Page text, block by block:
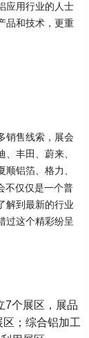
应用行业的人士
品和技术，更重
销售线索，展会
丰田、蔚来、
铝箔、格力、
不仅仅是一个普
解到最新的行业
过这个精彩纷呈
7个展区，展品
；综合铝加工